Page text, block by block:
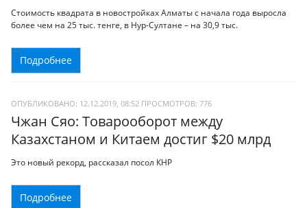
Стоимость квадрата в новостройках Алматы с начала года выросла
более чем на 25 тыс. тенге, в Нур-Султане – на 30,9 тыс.
Подробнее
ОПУБЛИКОВАНО: 12.12.2019, 08:52 ПРОСМОТРОВ: 776
Чжан Сяо: Товарооборот между
Казахстаном и Китаем достиг $20 млрд
Это новый рекорд, рассказал посол КНР
Подробнее